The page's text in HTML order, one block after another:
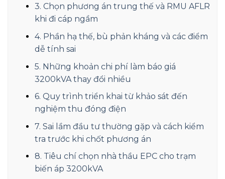
3. Chọn phương án trung thế và RMU AFLR
khi đi cáp ngầm
4. Phần hạ thế, bù phản kháng và các điểm
dễ tính sai
5. Những khoản chi phí làm báo giá
3200kVA thay đổi nhiều
6. Quy trình triển khai từ khảo sát đến
nghiệm thu đóng điện
7. Sai lầm đầu tư thường gặp và cách kiểm
tra trước khi chốt phương án
8. Tiêu chí chọn nhà thầu EPC cho trạm
biến áp 3200kVA